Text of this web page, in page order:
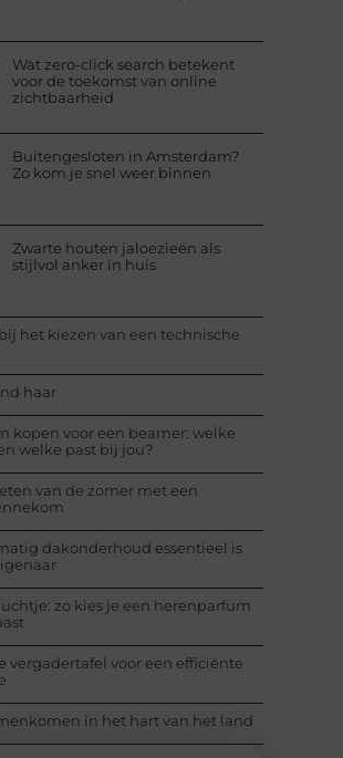
Wat zero-click search betekent
voor de toekomst van online
zichtbaarheid
Buitengesloten in Amsterdam?
Zo kom je snel weer binnen
Zwarte houten jaloezieën als
stijlvol anker in huis
het kiezen van een technische
haar
kopen voor een beamer: welke
welke past bij jou?
van de zomer met een
dakonderhoud essentieel is
zo kies je een herenparfum
vergadertafel voor een efficiënte
in het hart van het land